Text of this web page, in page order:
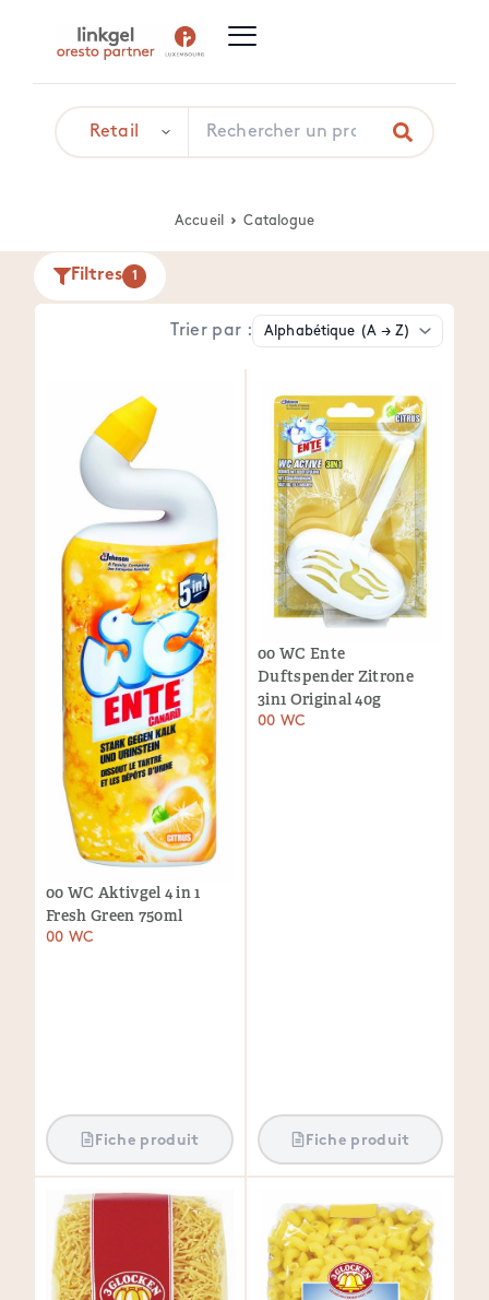
Accueil Catalogue
Filtres 1
Trier par :
00 WC Aktivgel 4 in 1
Fresh Green 750ml
00 WC
Fiche produit
00 WC Ente
Duftspender Zitrone
3in1 Original 40g
00 WC
Fiche produit